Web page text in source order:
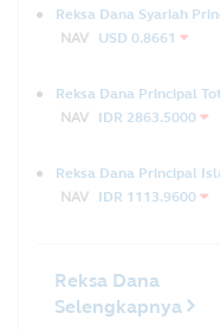
Reksa Dana Syariah
NAV
USD 0.8661
Reksa Dana Principal
NAV
IDR 2863.5000
Reksa Dana Principal
NAV
IDR 1113.9600
Reksa Dana
Selengkapnya